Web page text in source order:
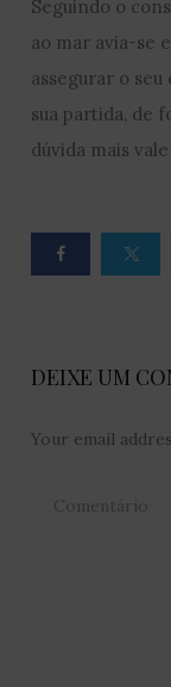
Seguindo o
ao mar avia-se
assegurar o
sua partida, de
dúvida mais
DEIXE UM
Your email